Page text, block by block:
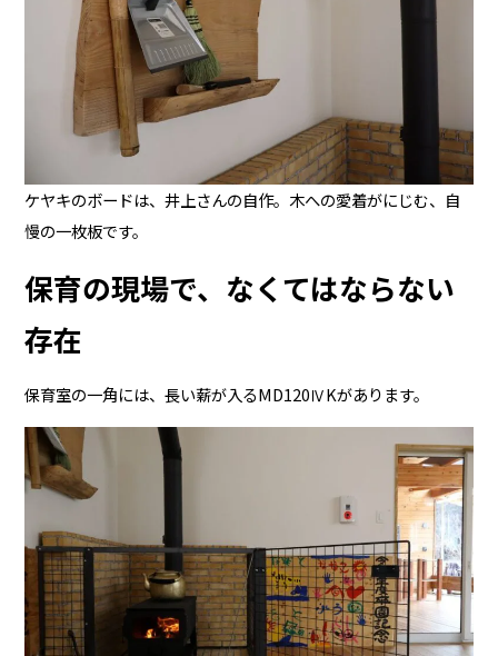
ケヤキのボードは、井上さんの自作。木への愛着がにじむ、自
慢の一枚板です。
保育の現場で、なくてはならない
存在
保育室の一角には、長い薪が入るMD120ⅣKがあります。